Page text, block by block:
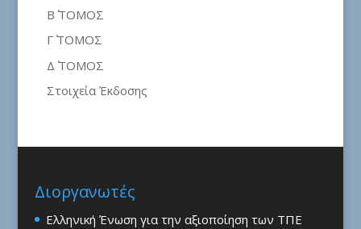
Β΄ ΤΟΜΟΣ
Γ΄ ΤΟΜΟΣ
Δ΄ ΤΟΜΟΣ
Στοιχεία Έκδοσης
Διοργανωτές
Ελληνική Ένωση για την αξιοποίηση των ΤΠΕ